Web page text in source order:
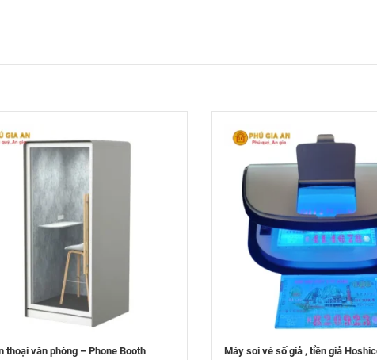
vé số giả , tiền giả Hoshico Máy bó tiền NH-81